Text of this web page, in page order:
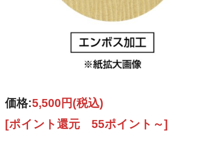
価格:5,500円(税込)
[ポイント還元 55ポイント～]